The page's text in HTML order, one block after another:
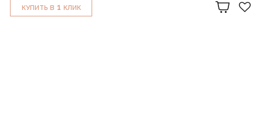
КУПИТЬ В 1 КЛИК